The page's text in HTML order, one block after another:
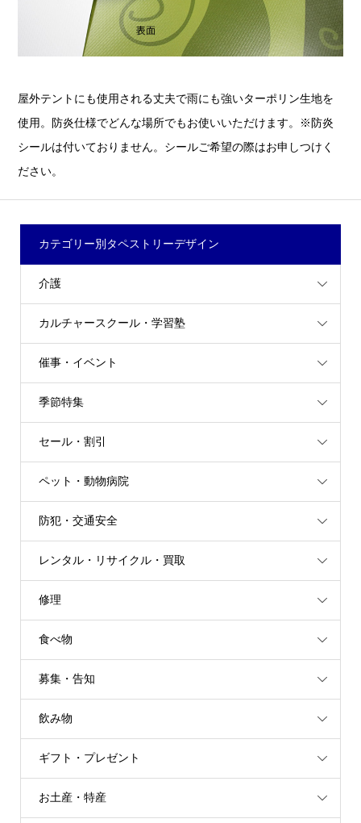
屋外テントにも使用される丈夫で雨にも強いターポリン生地を
使用。防炎仕様でどんな場所でもお使いいただけます。※防炎
シールは付いておりません。シールご希望の際はお申しつけく
ださい。
カテゴリー別タペストリーデザイン
介護
カルチャースクール・学習塾
催事・イベント
季節特集
セール・割引
ペット・動物病院
防犯・交通安全
レンタル・リサイクル・買取
修理
食べ物
募集・告知
飲み物
ギフト・プレゼント
お土産・特産